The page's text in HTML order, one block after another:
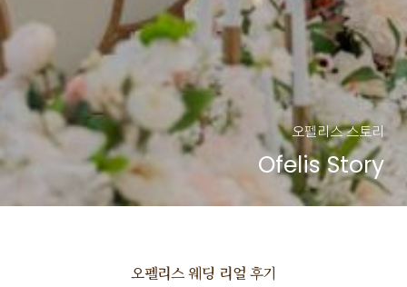
오펠리스 스토리
Ofelis Story
오펠리스 웨딩 리얼 후기